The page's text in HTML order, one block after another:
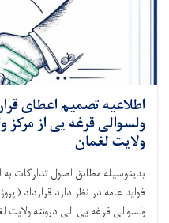
اطلاعیه تصمیم اعطای
ولسوالی قرغه یی از مرکز
ولایت لغمان
بدینوسیله مطابق اصول تدارکات
فواید عامه در نظر دارد قرارداد (
ولسوالی قرغهیی الی درونته ولایت